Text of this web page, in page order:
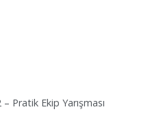
Pratik Ekip Yarışması